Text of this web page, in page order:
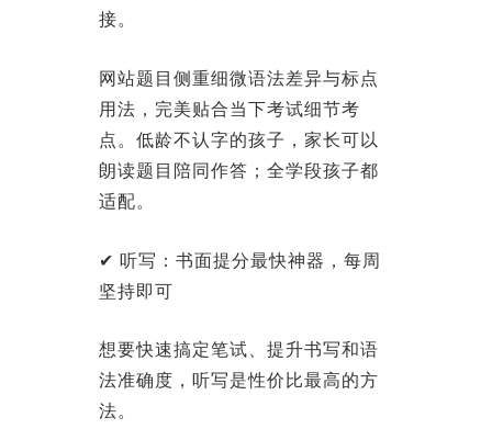
接。
网站题目侧重细微语法差异与标点
用法，完美贴合当下考试细节考
点。低龄不认字的孩子，家长可以
朗读题目陪同作答；全学段孩子都
适配。
✔ 听写：书面提分最快神器，每周
坚持即可
想要快速搞定笔试、提升书写和语
法准确度，听写是性价比最高的方
法。